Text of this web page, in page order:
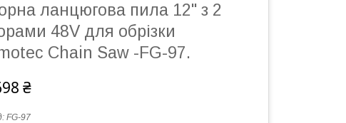
ланцюгова пила 12" з 2
48V для обрізки
Chain Saw -FG-97.
₴
FG-97